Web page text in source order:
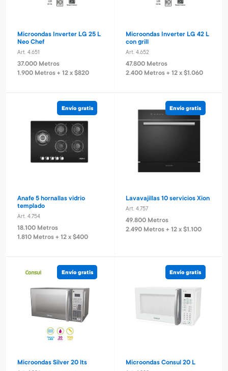
Microondas Inverter LG 25 L
Neo Chef
Art. 4.651
37.000 Metros
1.900 Metros + 12 x $820
Microondas Inverter LG 42 L
con grill
Art. 4.652
47.800 Metros
2.400 Metros + 12 x $1.060
Envío gratis
Anafe 5 hornallas vidrio
templado
Art. 4.754
18.100 Metros
1.810 Metros + 12 x $400
Envío gratis
Lavavajillas 10 servicios Xion
Art. 4.757
49.800 Metros
2.490 Metros + 12 x $1.100
Envío gratis
Microondas Silver 20 lts
Envío gratis
Microondas Consul 20 L